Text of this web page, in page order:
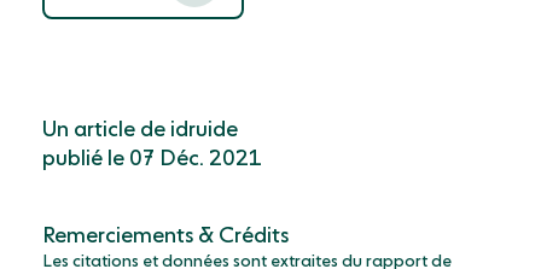
Un article de idruide
publié le 07 Déc. 2021
Remerciements & Crédits
Les citations et données sont extraites du rapport de